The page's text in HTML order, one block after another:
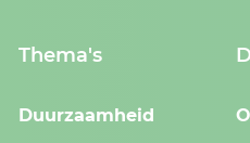
Thema's
Duurzaamheid